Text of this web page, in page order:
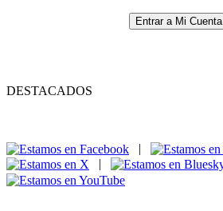
Entrar a Mi Cuenta
DESTACADOS
|
|